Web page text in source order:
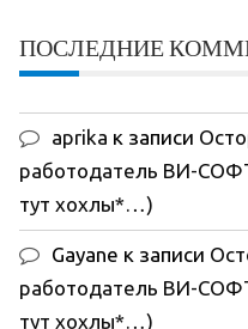
ПОСЛЕДНИЕ
aprika к записи
работодатель ВИ-
тут хохлы*…)
Gayane к записи
работодатель ВИ-
тут хохлы*…)